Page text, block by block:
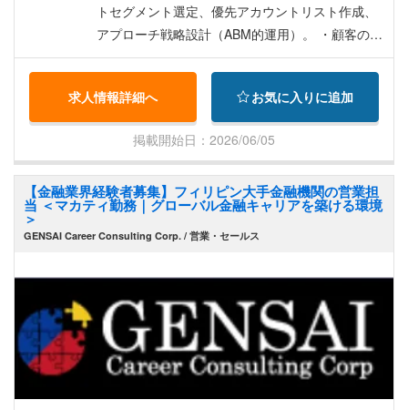
トセグメント選定、優先アカウントリスト作成、
アプローチ戦略設計（ABM的運用）。 ・顧客の投
資計画・キャッシュフロー課題をヒアリングし、
リース/ローン等の最適な資金調達スキームを提
案。 ・金利条件だけでなく、導入効果（資金効
率、費用平準化、資産管理）まで含めた提案スト
ーリーを構築。 ▼リード獲得施策の企画・実行 ・
新規リード獲得戦略の策定、ナーチャリング設
計、獲得チャネルの最適化（デジタル/イベント/紹
介など）、リード獲得〜案件化の仕組みづくり
（KPI設計、運用改善） ▼パートナー開拓・リフ
紹介ネットワーク開拓/関係構築（案件創出チャネ
ルの拡大）、ディーラー、商社、業界団体等との
アライアンス推進（共同セミナー/共同提案含む）
▼案件推進（クロージング）と社内調整 ・社内の
審査・法務・オペレーションと連携し、条件調
整、稟議、契約、導入までのリードタイム短縮を
求人情報詳細へ お気に入りに追加
掲載開始日：2026/06/05
【金融業界経験者募集】フィリピン大手金融機関の営業担
当 ＜マカティ勤務｜グローバル金融キャリアを築ける環境
＞
GENSAI Career Consulting Corp. / 営業・セールス